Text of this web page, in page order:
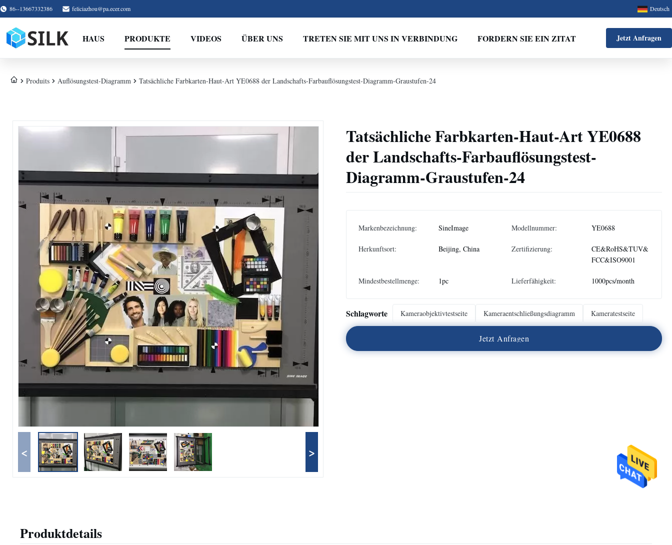
86--13667332386 feliciazhou@pa.ecer.com Deutsch
HAUS PRODUKTE VIDEOS ÜBER UNS TRETEN SIE MIT UNS IN VERBINDUNG FORDERN SIE EIN ZITAT Jetzt Anfragen
Produits Auflösungstest-Diagramm Tatsächliche Farbkarten-Haut-Art YE0688 der Landschafts-Farbauflösungstest-Diagramm-Graustufen-24
< >
Tatsächliche Farbkarten-Haut-Art YE0688
der Landschafts-Farbauflösungstest-
Diagramm-Graustufen-24
Markenbezeichnung: SineImage Modellnummer: YE0688
Herkunftsort: Beijing, China Zertifizierung:
CE&RoHS&TUV&
FCC&ISO9001
Mindestbestellmenge: 1pc Lieferfähigkeit: 1000pcs/month
Schlagworte Kameraobjektivtestseite Kameraentschließungsdiagramm Kameratestseite
Jetzt Anfragen
Produktdetails